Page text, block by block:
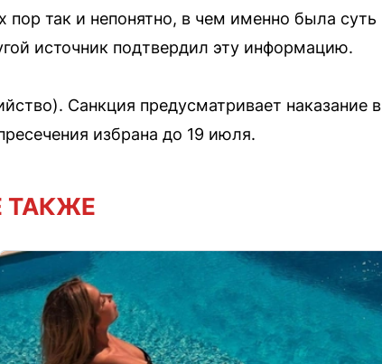
так и непонятно, в чем именно была суть
источник подтвердил эту информацию.
Санкция предусматривает наказание в
избрана до 19 июля.
ТАКЖЕ